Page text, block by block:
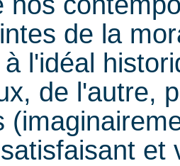
de la
l'idéal
de l'autre,
et